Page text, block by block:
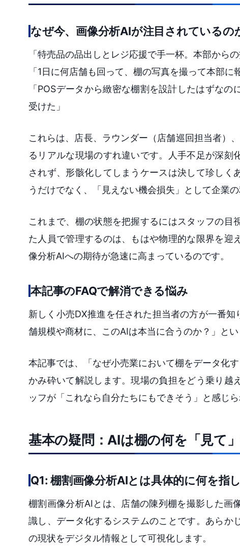
なぜ今、画像分析AIが注目されているの
「特売品の品出しとレジ応援で手一杯。本部から
「1日に何店舗も回って、棚の写真を撮って本部に
「POSデータから緻密な棚割を設計したはずな
受けた」
これらは、店長、ラウンダー（店舗巡回担当者）
るリアルな現場のすれ違いです。人手不足が深
されず、形骸化してしまうケースは決して珍し
うだけでなく、「見えない機会損失」として企業
これまで、棚の状態を把握するにはスタッフの
た人員で管理するのは、もはや物理的な限界を
像分析AIへの期待が急速に高まっているのです。
本記事のFAQで解消できる悩み
新しく小売DX推進を任された担当者の方が一番
舗規模や商材に、このAIは本当に合うのか？」とい
本記事では、「なぜ小売業において棚をデータ化
かみ砕いて解説します。現場の負担をどう乗り越
ッフが「これなら自分たちにもできそう」と感じ
基本の疑問：AIは棚の何を「見て
Q1: 棚割画像分析AIとは具体的に何を指
棚割画像分析AIとは、店舗の陳列棚を撮影した画
識し、データ化するシステムのことです。あらか
の現状をデジタル情報として可視化します。